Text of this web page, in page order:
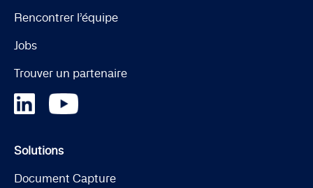
Rencontrer l’équipe
Jobs
Trouver un partenaire
Solutions
Document Capture